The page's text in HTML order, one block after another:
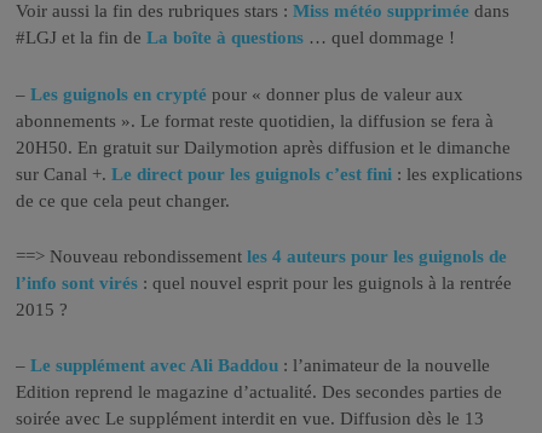
Voir aussi la fin des rubriques stars :Miss météo supprimée dans
#LGJ et la fin deLa boîte à questions … quel dommage !
–Les guignols en crypté pour « donner plus de valeur aux
abonnements ». Le format reste quotidien, la diffusion se fera à
20H50. En gratuit sur Dailymotion après diffusion et le dimanche
sur Canal +.Le direct pour les guignols c’est fini : les explications
de ce que cela peut changer.
==> Nouveau rebondissementles 4 auteurs pour les guignols de
l’info sont virés : quel nouvel esprit pour les guignols à la rentrée
2015 ?
–Le supplément avec Ali Baddou : l’animateur de la nouvelle
Edition reprend le magazine d’actualité. Des secondes parties de
soirée avec Le supplément interdit en vue. Diffusion dès le 13